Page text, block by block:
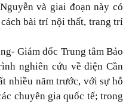
và giai đoạn này có
bài trí nội thất, trang trí
Giám đốc Trung tâm Bảo
nghiên cứu về điện Cần
nhiều năm trước, với sự hỗ
chuyên gia quốc tế; trong